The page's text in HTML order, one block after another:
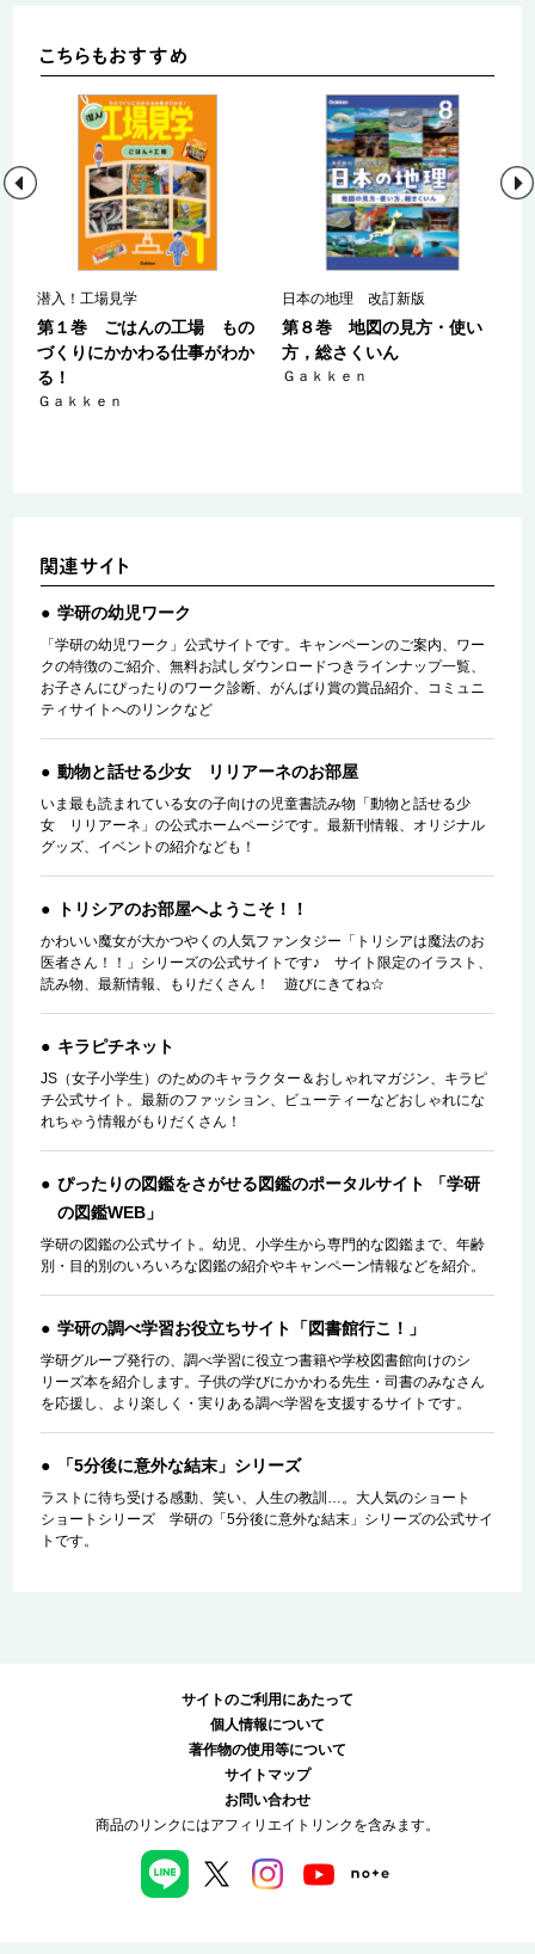
潜入！工場見学
第１巻 ごはんの工場 もの
づくりにかかわる仕事がわか
る！
Ｇａｋｋｅｎ
日本の地理 改訂新版
第８巻 地図の見方・使い
方，総さくいん
Ｇａｋｋｅｎ
学研の幼児ワーク
「学研の幼児ワーク」公式サイトです。キャンペーンのご案内、ワー
クの特徴のご紹介、無料お試しダウンロードつきラインナップ一覧、
お子さんにぴったりのワーク診断、がんばり賞の賞品紹介、コミュニ
ティサイトへのリンクなど
動物と話せる少女 リリアーネのお部屋
いま最も読まれている女の子向けの児童書読み物「動物と話せる少
女 リリアーネ」の公式ホームページです。最新刊情報、オリジナル
グッズ、イベントの紹介なども！
トリシアのお部屋へようこそ！！
かわいい魔女が大かつやくの人気ファンタジー「トリシアは魔法のお
医者さん！！」シリーズの公式サイトです♪ サイト限定のイラスト、
読み物、最新情報、もりだくさん！ 遊びにきてね☆
キラピチネット
JS（女子小学生）のためのキャラクター＆おしゃれマガジン、キラピ
チ公式サイト。最新のファッション、ビューティーなどおしゃれにな
れちゃう情報がもりだくさん！
ぴったりの図鑑をさがせる図鑑のポータルサイト 「学研
の図鑑WEB」
学研の図鑑の公式サイト。幼児、小学生から専門的な図鑑まで、年齢
別・目的別のいろいろな図鑑の紹介やキャンペーン情報などを紹介。
学研の調べ学習お役立ちサイト「図書館行こ！」
学研グループ発行の、調べ学習に役立つ書籍や学校図書館向けのシ
リーズ本を紹介します。子供の学びにかかわる先生・司書のみなさん
を応援し、より楽しく・実りある調べ学習を支援するサイトです。
「5分後に意外な結末」シリーズ
ラストに待ち受ける感動、笑い、人生の教訓…。大人気のショート
ショートシリーズ 学研の「5分後に意外な結末」シリーズの公式サイ
トです。
サイトのご利用にあたって
個人情報について
著作物の使用等について
サイトマップ
お問い合わせ
商品のリンクにはアフィリエイトリンクを含みます。